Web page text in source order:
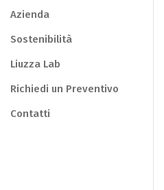
Azienda
Sostenibilità
Liuzza Lab
Richiedi un Preventivo
Contatti